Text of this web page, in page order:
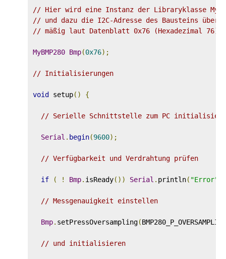
// Hier wird eine Instanz der Libraryklasse
// und dazu die I2C-Adresse des Bausteins
// mäßig laut Datenblatt 0x76 (Hexadezimal 76).
MyBMP280 Bmp(0x76);
// Initialisierungen
void setup() {
// Serielle Schnittstelle zum PC
Serial . begin(9600);
// Verfügbarkeit und Verdrahtung prüfen
if ( ! Bmp. isReady()) Serial . println( "Error"
// Messgenauigkeit einstellen
Bmp. setPressOversampling(
// und initialisieren